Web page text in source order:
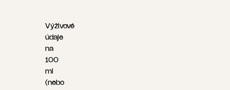
Výživové
údaje
na
100
ml
(nebo